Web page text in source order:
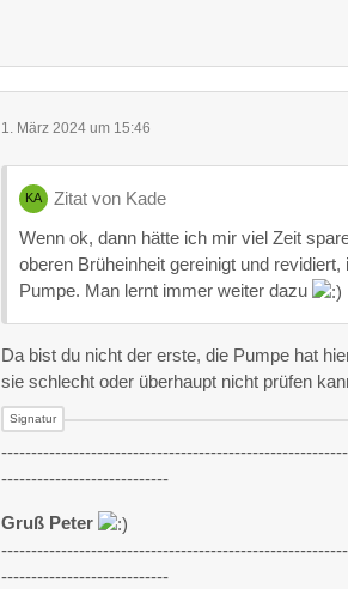
1. März 2024 um 15:46
Zitat von Kade
Wenn ok, dann hätte ich mir viel Zeit
oberen Brüheinheit gereinigt und
Pumpe. Man lernt immer weiter dazu
Da bist du nicht der erste, die Pumpe hat
sie schlecht oder überhaupt nicht prüfen
----------------------------
Gruß Peter
----------------------------